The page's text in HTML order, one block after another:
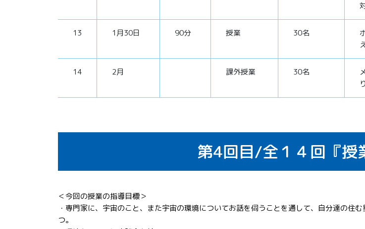
13 1月30日 90分 授業 30名
14 2月 課外授業 30名
第4回目/全１４回『授
＜今回の授業の指導目標＞
・専門家に、宇宙のこと、また宇宙の環境についてお話を伺うことを通して、自分達の住
つ。